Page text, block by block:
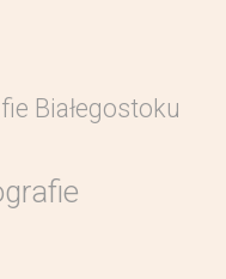
Białegostoku